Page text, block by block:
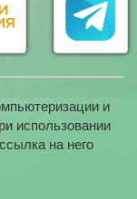
и
использовании
на него